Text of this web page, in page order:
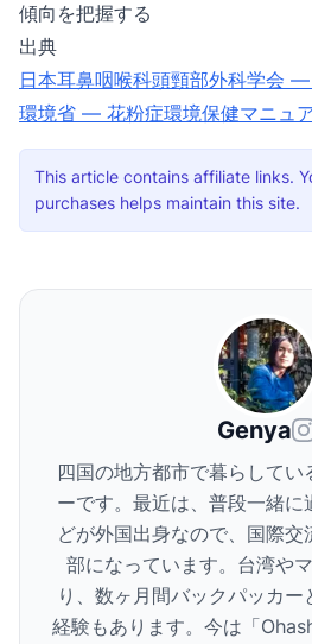
傾向を把握する
出典
日本耳鼻咽喉科頭頸部外科学会
環境省 — 花粉症環境保健マニュ
This article contains affiliate links.
purchases helps maintain this site.
Genya
四国の地方都市で暮らしてい
ーです。最近は、普段一緒に
どが外国出身なので、国際交
部になっています。台湾や
り、数ヶ月間バックパッカー
経験もあります。今は「